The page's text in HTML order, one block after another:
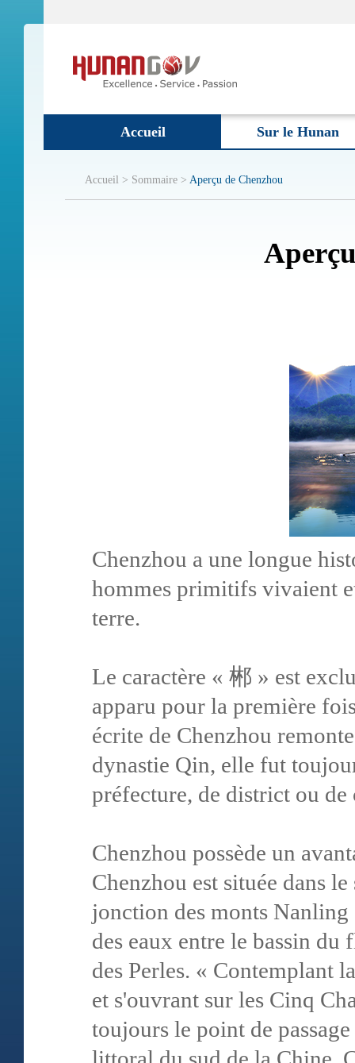
Accueil Sur le Hunan
Accueil > Sommaire > Aperçu de Chenzhou
Chenzhou a une longue
hommes primitifs vivaient
terre.
Le caractère « 郴 » est
apparu pour la première
écrite de Chenzhou
dynastie Qin, elle fut
préfecture, de district ou
Chenzhou possède un
Chenzhou est située dans
jonction des monts
des eaux entre le bassin
des Perles. « Contemplant
et s'ouvrant sur les Cinq
toujours le point de